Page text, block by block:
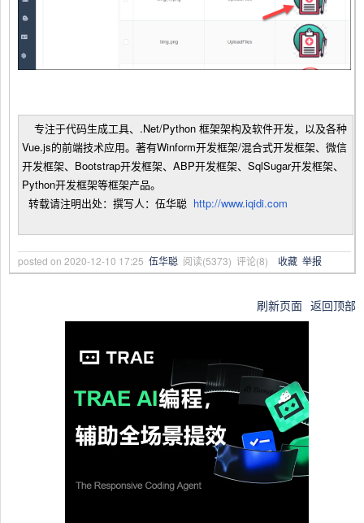
专注于代码生成工具、.Net/Python 框架架构及软件开发，以及各种
Vue.js的前端技术应用。著有Winform开发框架/混合式开发框架、微信
开发框架、Bootstrap开发框架、ABP开发框架、SqlSugar开发框架、
Python开发框架等框架产品。
转载请注明出处：撰写人：伍华聪 http://www.iqidi.com
posted on 2020-12-10 17:25 伍华聪 阅读(5373) 评论(8) 收藏 举报
刷新页面 返回顶部